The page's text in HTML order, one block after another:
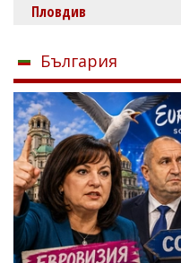
Пловдив
България